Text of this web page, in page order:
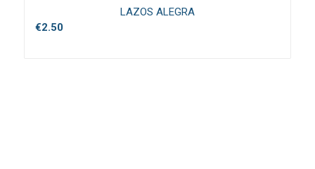
LAZOS ALEGRA
€2.50